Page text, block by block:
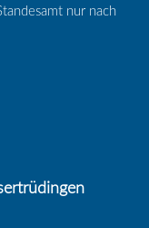
nur nach